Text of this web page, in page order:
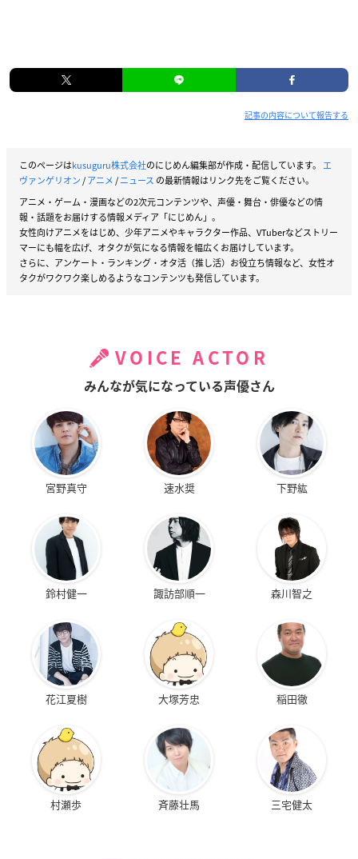
記事の内容について報告する
このページはkusuguru株式会社のにじめん編集部が作成・配信しています。 エ
ヴァンゲリオン/アニメ/ニュース の最新情報はリンク先をご覧ください。
アニメ・ゲーム・漫画などの2次元コンテンツや、声優・舞台・俳優などの情
報・話題をお届けする情報メディア「にじめん」。
女性向けアニメをはじめ、少年アニメやキャラクター作品、VTuberなどストリー
マーにも幅を広げ、オタクが気になる情報を幅広くお届けしています。
さらに、アンケート・ランキング・オタ活（推し活）お役立ち情報など、女性オ
タクがワクワク楽しめるようなコンテンツも発信しています。
VOICE ACTOR
みんなが気になっている声優さん
宮野真守 速水奨 下野紘
鈴村健一 諏訪部順一 森川智之
花江夏樹 大塚芳忠 稲田徹
村瀬歩 斉藤壮馬 三宅健太